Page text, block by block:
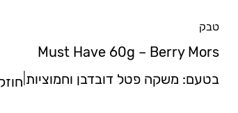
טבק
Must Have 60g – Berry Mors
בטעם: משקה פטל דובדבן וחמוציות